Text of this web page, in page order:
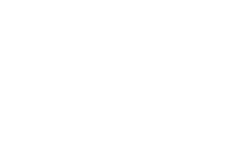
Глинки
Глинки — высшее музыкальное учебное заведение в
культуры РСФСР, консерватория стала первым
за пределами европейской части России[3]. С 1957